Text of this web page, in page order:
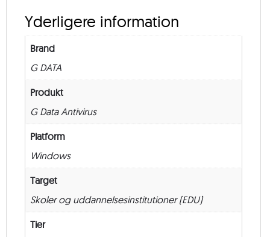
–
New
Yderligere information
Brand
G DATA
Produkt
G Data Antivirus
Platform
Windows
Target
Skoler og uddannelsesinstitutioner (EDU)
Tier